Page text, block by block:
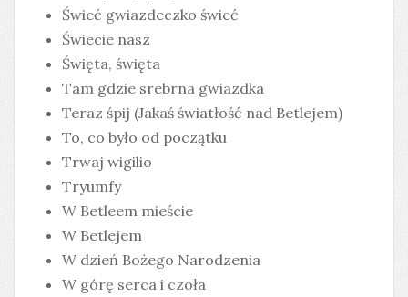
Świeć gwiazdeczko świeć
Świecie nasz
Święta, święta
Tam gdzie srebrna gwiazdka
Teraz śpij (Jakaś światłość nad Betlejem)
To, co było od początku
Trwaj wigilio
Tryumfy
W Betleem mieście
W Betlejem
W dzień Bożego Narodzenia
W górę serca i czoła